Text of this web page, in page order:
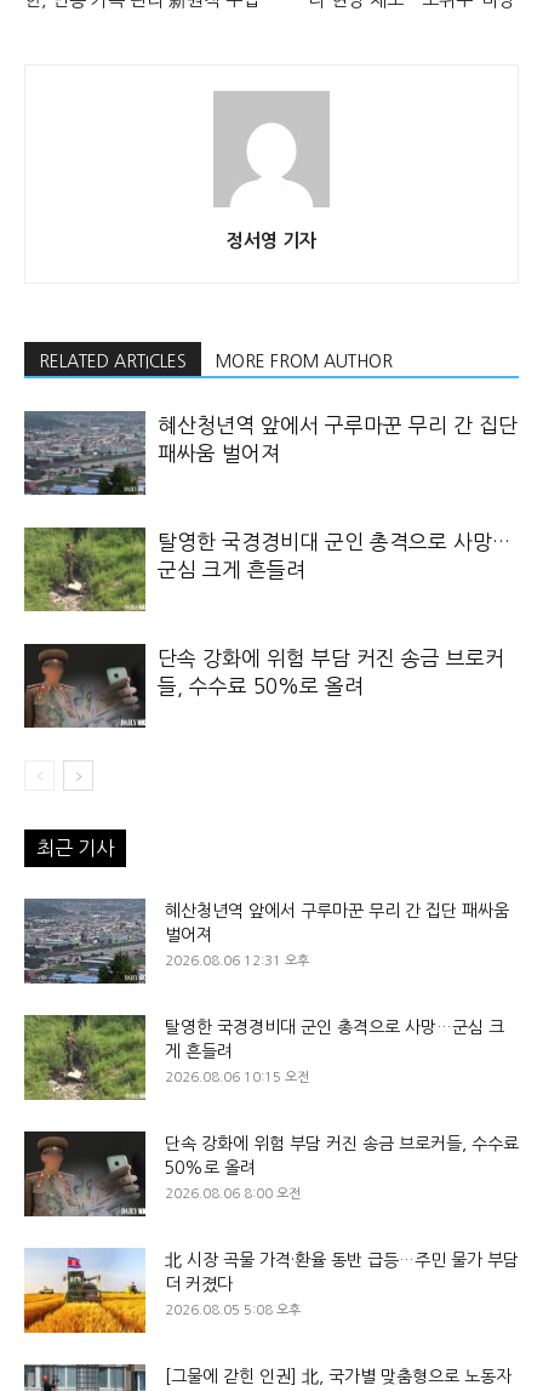
정서영 기자
RELATED ARTICLES MORE FROM AUTHOR
혜산청년역 앞에서 구루마꾼 무리 간 집단
패싸움 벌어져
탈영한 국경경비대 군인 총격으로 사망…
군심 크게 흔들려
단속 강화에 위험 부담 커진 송금 브로커
들, 수수료 50%로 올려
최근 기사
혜산청년역 앞에서 구루마꾼 무리 간 집단 패싸움
벌어져
2026.08.06 12:31 오후
탈영한 국경경비대 군인 총격으로 사망…군심 크
게 흔들려
2026.08.06 10:15 오전
단속 강화에 위험 부담 커진 송금 브로커들, 수수료
50%로 올려
2026.08.06 8:00 오전
北 시장 곡물 가격·환율 동반 급등…주민 물가 부담
더 커졌다
2026.08.05 5:08 오후
[그물에 갇힌 인권] 北, 국가별 맞춤형으로 노동자